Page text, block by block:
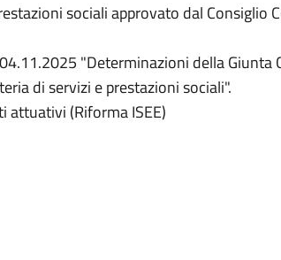
sociali approvato dal Consiglio
"Determinazioni della Giunta
di servizi e prestazioni sociali".
attuativi (Riforma ISEE)